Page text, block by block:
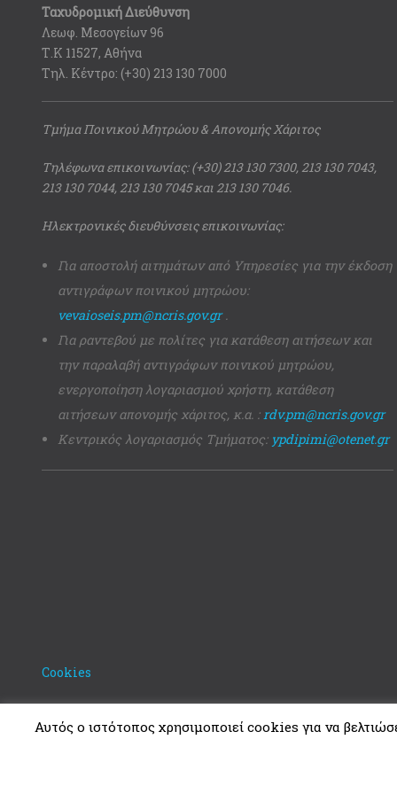
Ταχυδρομική Διεύθυνση
Λεωφ. Μεσογείων 96
Τ.Κ 11527, Αθήνα
Τηλ. Κέντρο: (+30) 213 130 7000
Τμήμα Ποινικού Μητρώου & Απονομής Χάριτος
Τηλέφωνα επικοινωνίας: (+30) 213 130 7300, 213 130 7043,
213 130 7044, 213 130 7045 και 213 130 7046.
Ηλεκτρονικές διευθύνσεις επικοινωνίας:
Για αποστολή αιτημάτων από Υπηρεσίες για την έκδοση
αντιγράφων ποινικού μητρώου:
vevaioseis.pm@ncris.gov.gr.
Για ραντεβού με πολίτες για κατάθεση αιτήσεων και
την παραλαβή αντιγράφων ποινικού μητρώου,
ενεργοποίηση λογαριασμού χρήστη, κατάθεση
αιτήσεων απονομής χάριτος, κ.α. :rdv.pm@ncris.gov.gr
Κεντρικός λογαριασμός Τμήματος: ypdipimi@otenet.gr
Cookies
Αυτός ο ιστότοπος χρησιμοποιεί cookies για να